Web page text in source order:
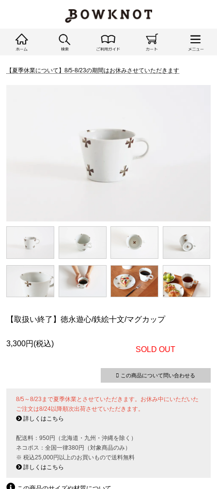
【夏季休業について】8/5-8/23の期間はお休みさせていただきます
【取扱い終了】徳永遊心/鉄絵十文/マグカップ
3,300円(税込)
SOLD OUT
この商品について問い合わせる
8/5～8/23まで夏季休業とさせていただきます。お休み中にいただいた
ご注文は8/24以降順次出荷させていただきます。
詳しくはこちら
配送料：950円（北海道・九州・沖縄を除く）
ネコポス：全国一律380円（対象商品のみ）
※ 税込25,000円以上のお買いもので送料無料
詳しくはこちら